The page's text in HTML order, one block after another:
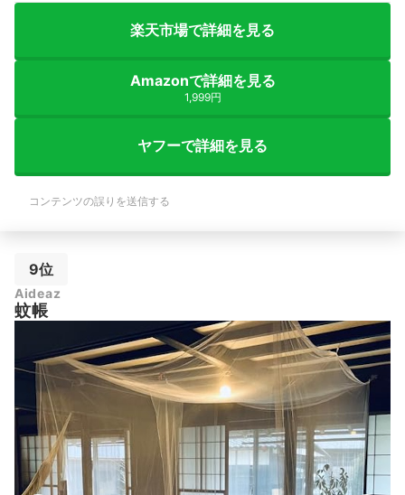
楽天市場で詳細を見る
Amazonで詳細を見る
1,999円
ヤフーで詳細を見る
コンテンツの誤りを送信する
9位
Aideaz
蚊帳